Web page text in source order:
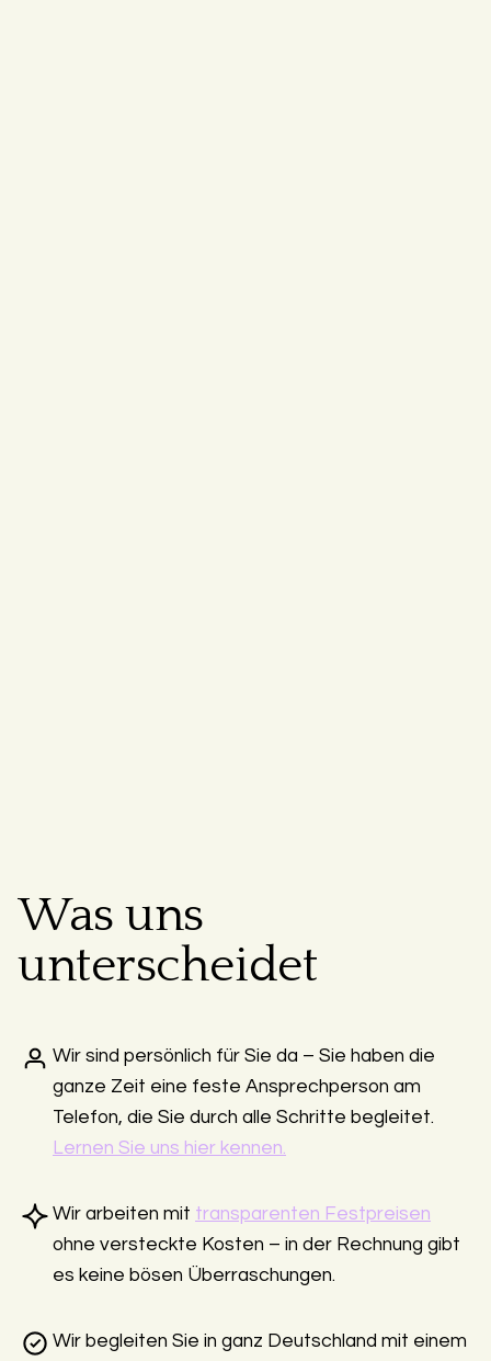
Was uns
unterscheidet
Wir sind persönlich für Sie da – Sie haben die
ganze Zeit eine feste Ansprechperson am
Telefon, die Sie durch alle Schritte begleitet.
Lernen Sie uns hier kennen.
Wir arbeiten mit transparenten Festpreisen
ohne versteckte Kosten – in der Rechnung gibt
es keine bösen Überraschungen.
Wir begleiten Sie in ganz Deutschland mit einem